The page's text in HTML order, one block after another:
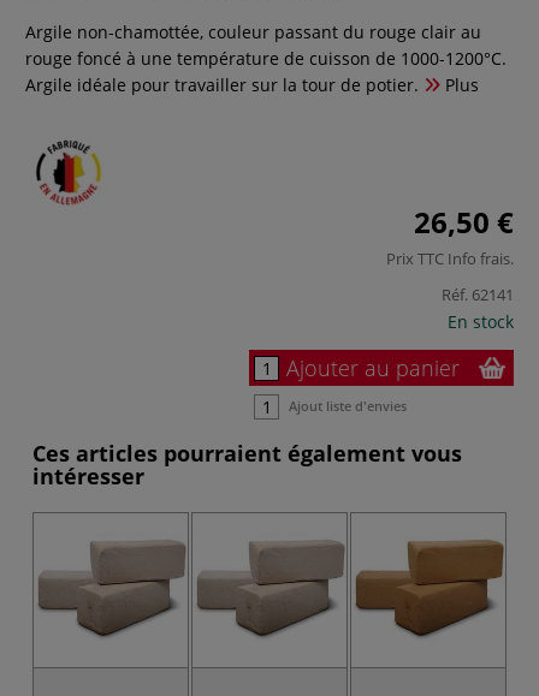
Argile non-chamottée, couleur passant du rouge clair au
rouge foncé à une température de cuisson de 1000-1200°C.
Argile idéale pour travailler sur la tour de potier.
Plus
26,50 €
Prix TTC Info frais.
Réf. 62141
En stock
Ajouter au panier
Ajout liste d'envies
Ces articles pourraient également vous
intéresser